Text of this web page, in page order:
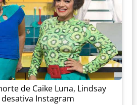
de Caike Luna, Lindsay
Instagram